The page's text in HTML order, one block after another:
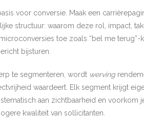
voor conversie. Maak een
structuur: waarom deze rol, impact,
toe zoals “bel me
bijsturen.
te segmenteren, wordt werving
waardeert. Elk segment krijgt
aan zichtbaarheid en voorkom
kwaliteit van sollicitanten.